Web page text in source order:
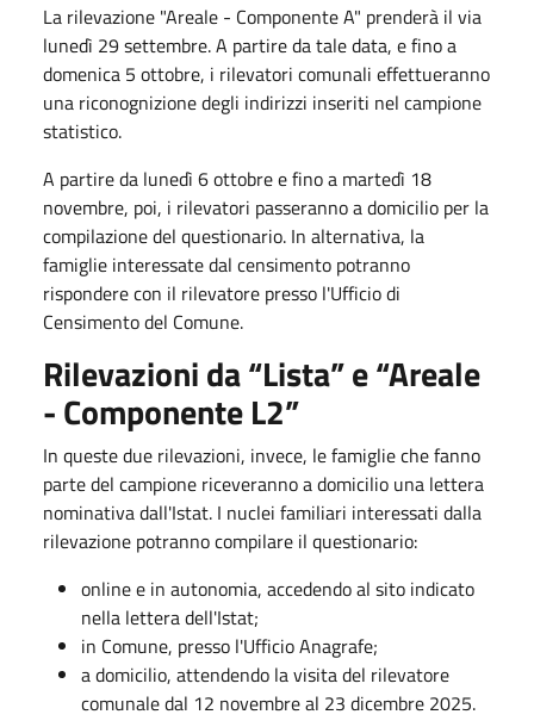
La rilevazione "Areale - Componente A" prenderà il via
lunedì 29 settembre. A partire da tale data, e fino a
domenica 5 ottobre, i rilevatori comunali effettueranno
una riconognizione degli indirizzi inseriti nel campione
statistico.
A partire da lunedì 6 ottobre e fino a martedì 18
novembre, poi, i rilevatori passeranno a domicilio per la
compilazione del questionario. In alternativa, la
famiglie interessate dal censimento potranno
rispondere con il rilevatore presso l'Ufficio di
Censimento del Comune.
Rilevazioni da “Lista” e “Areale
- Componente L2”
In queste due rilevazioni, invece, le famiglie che fanno
parte del campione riceveranno a domicilio una lettera
nominativa dall'Istat. I nuclei familiari interessati dalla
rilevazione potranno compilare il questionario:
online e in autonomia, accedendo al sito indicato
nella lettera dell'Istat;
in Comune, presso l'Ufficio Anagrafe;
a domicilio, attendendo la visita del rilevatore
comunale dal 12 novembre al 23 dicembre 2025.